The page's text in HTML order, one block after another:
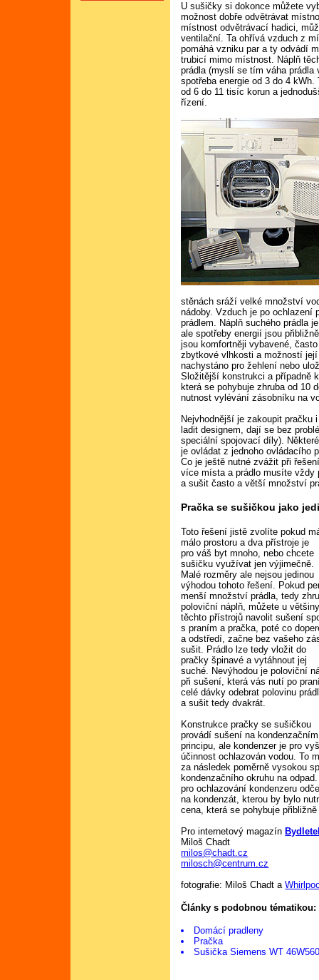
U sušičky si dokonce můžete
možnost dobře odvětrávat
místnost odvětrávací hadici,
ventilační. Ta ohřívá vzduch z
pomáhá vzniku par a ty odvádí
trubicí mimo místnost. Náplň
prádla (myslí se tím váha
spotřeba energie od 3 do 4
od 6 do 11 tisíc korun a
řízení.
stěnách sráží velké množství
nádoby. Vzduch je po ochlazení
prádlem. Náplň suchého prádla
ale spotřeby energií jsou
jsou komfortněji vybavené,
zbytkové vlhkosti a možností
nachystáno pro žehlení nebo
Složitější konstrukci a případně
která se pohybuje zhruba od 10
nutnost vylévání zásobníku na
Nejvhodnější je zakoupit pračku
ladit designem, dají se bez
speciální spojovací díly).
je ovládat z jednoho ovládacího
Co je ještě nutné zvážit při
více místa a prádlo musíte vždy
a sušit často a větší množství
Pračka se sušičkou jako
Toto řešení jistě zvolíte pokud
málo prostoru a dva přístroje je
pro váš byt mnoho, nebo chcete
sušičku využívat jen výjimečně.
Malé rozměry ale nejsou jedinou
výhodou tohoto řešení. Pokud
menší množství prádla, tedy
poloviční náplň, můžete u
těchto přístrojů navolit sušení
s praním a pračka, poté co
a odstředí, začne bez vašeho
sušit. Prádlo lze tedy vložit do
pračky špinavé a vytáhnout jej
suché. Nevýhodou je poloviční
při sušení, která vás nutí po
celé dávky odebrat polovinu
a sušit tedy dvakrát.
Konstrukce pračky se sušičkou
provádí sušení na kondenzačním
principu, ale kondenzer je pro
účinnost ochlazován vodou. To
za následek poměrně vysokou
kondenzačního okruhu na
pro ochlazování kondenzeru
na kondenzát, kterou by bylo
cena, která se pohybuje
Pro internetový magazín
Miloš Chadt
milos@chadt.cz
milosch@centrum.cz
fotografie: Miloš Chadt a
Články s podobnou tématikou:
Domácí pradleny
Pračka
Sušička Siemens WT